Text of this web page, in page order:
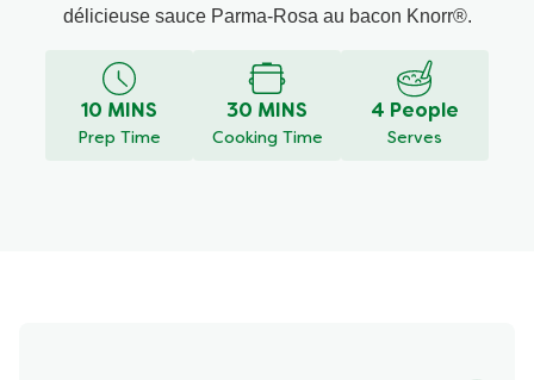
délicieuse sauce Parma-Rosa au bacon Knorr®.
10 MINS
Prep Time
30 MINS
Cooking Time
4 People
Serves